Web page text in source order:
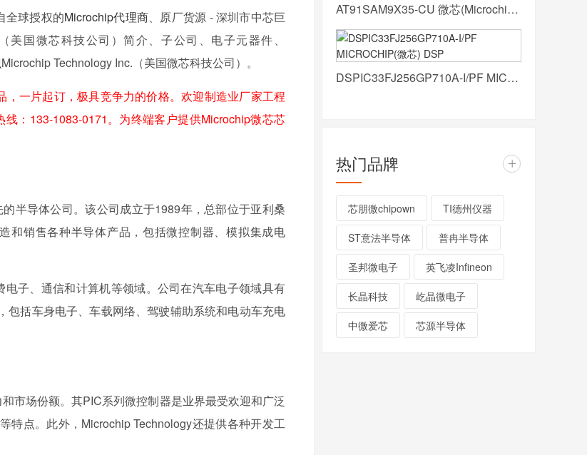
全球授权的Microchip代理商、原厂货源 - 深圳市中芯巨
美国微芯科技公司）简介、子公司、电子元器件、
Technology Inc.（美国微芯科技公司）。
一片起订，极具竞争力的价格。欢迎制造业厂家工程
：133-1083-0171。为终端客户提供Microchip微芯芯
半导体公司。该公司成立于1989年，总部位于亚利桑
和销售各种半导体产品，包括微控制器、模拟集成电
子、通信和计算机等领域。公司在汽车电子领域具有
括车身电子、车载网络、驾驶辅助系统和电动车充电
市场份额。其PIC系列微控制器是业界最受欢迎和广泛
特点。此外，Microchip Technology还提供各种开发工
AT91SAM9X35-CU 微芯(Microchip) 单片机
DSPIC33FJ256GP710A-I/PF MICROCHIP(微芯) DSP
热门品牌 +
芯朋微chipown TI德州仪器
ST意法半导体 普冉半导体
圣邦微电子 英飞凌Infineon
长晶科技 屹晶微电子
中微爱芯 芯源半导体